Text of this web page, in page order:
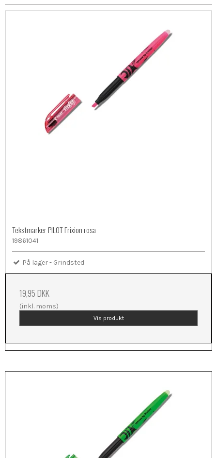
Tekstmarker PILOT Frixion rosa
19861041
På lager - Grindsted
19,95 DKK
(inkl. moms)
Vis produkt